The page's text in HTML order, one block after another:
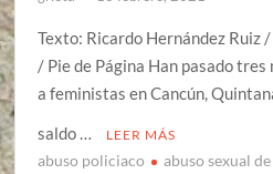
Texto: Ricardo Hernández Ruiz
/ Pie de Página Han pasado
a feministas en Cancún,
saldo …
LEER MÁS
abuso policiaco
abuso sexual